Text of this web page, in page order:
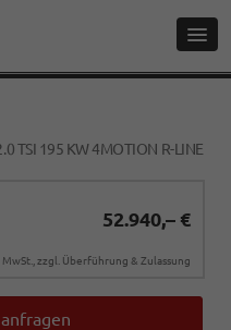
TSI 195 KW 4MOTION R-LINE
52.940,– €
MwSt., zzgl. Überführung & Zulassung